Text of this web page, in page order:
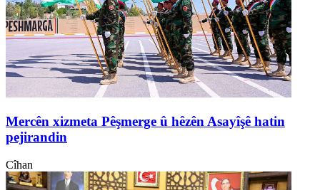
Mercên xizmeta Pêşmerge û hêzên Asayîşê hatin
pejirandin
Cîhan